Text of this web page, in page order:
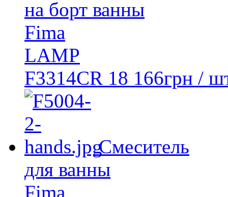
на борт ванны
Fima
LAMP
F3314CR 18 166грн /
Смеситель
для ванны
Fima